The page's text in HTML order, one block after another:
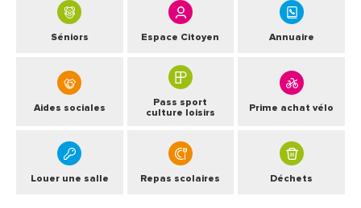
Séniors Espace Citoyen Annuaire
Aides sociales
Pass sport
culture loisirs
Prime achat vélo
Louer une salle Repas scolaires Déchets